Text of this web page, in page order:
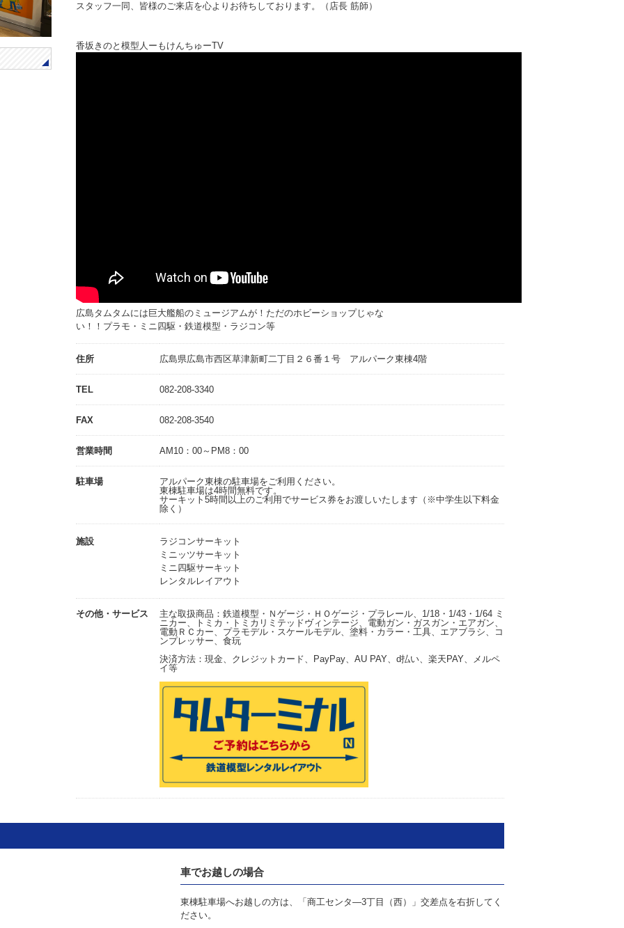
スタッフ一同、皆様のご来店を心よりお待ちしております。（店長 筋師）
香坂きのと模型人ーもけんちゅーTV
広島タムタムには巨大艦船のミュージアムが！ただのホビーショップじゃな
い！！プラモ・ミニ四駆・鉄道模型・ラジコン等
住所 広島県広島市西区草津新町二丁目２６番１号 アルパーク東棟4階
TEL 082-208-3340
FAX 082-208-3540
営業時間 AM10：00～PM8：00
駐車場
アルパーク東棟の駐車場をご利用ください。
東棟駐車場は4時間無料です。
サーキット5時間以上のご利用でサービス券をお渡しいたします（※中学生以下料金
除く）
施設
ラジコンサーキット
ミニッツサーキット
ミニ四駆サーキット
レンタルレイアウト
その他・サービス
主な取扱商品：鉄道模型・Ｎゲージ・ＨＯゲージ・プラレール、1/18・1/43・1/64 ミ
ニカー、トミカ・トミカリミテッドヴィンテージ、電動ガン・ガスガン・エアガン、
電動ＲＣカー、プラモデル・スケールモデル、塗料・カラー・工具、エアブラシ、コ
ンプレッサー、食玩
決済方法：現金、クレジットカード、PayPay、AU PAY、d払い、楽天PAY、メルペ
イ等
車でお越しの場合
東棟駐車場へお越しの方は、「商工センタ―3丁目（西）」交差点を右折してく
ださい。